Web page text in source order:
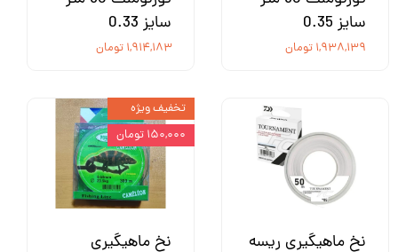
سایز 0.35
۱,۹۳۸,۱۳۹ تومان
سایز 0.33
۱,۹۱۴,۱۸۳ تومان
نخ ماهیگیری ریسه
نخ ماهیگیری
تخفیف ویژه
۱۵۰,۰۰۰ تومان